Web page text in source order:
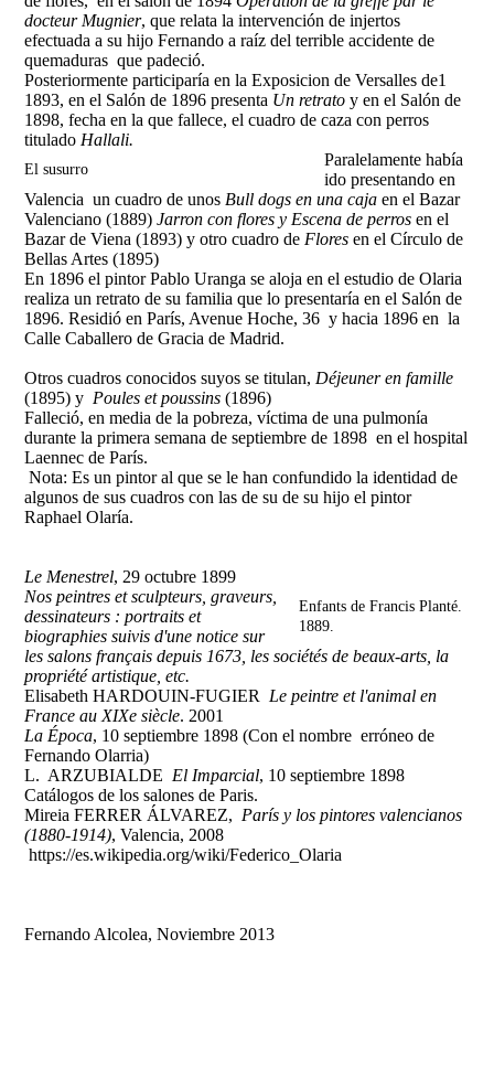
docteur Mugnier, que relata la intervención de injertos
efectuada a su hijo Fernando a raíz del terrible accidente de
quemaduras que padeció.
Posteriormente participaría en la Exposicion de Versalles de1
1893, en el Salón de 1896 presenta Un retrato y en el Salón de
1898, fecha en la que fallece, el cuadro de caza con perros
titulado Hallali.
El susurro
Paralelamente había
ido presentando en
Valencia un cuadro de unos Bull dogs en una cajaen el Bazar
Valenciano (1889)Jarron con flores y Escena de perrosen el
Bazar de Viena (1893) y otro cuadro de Flores en el Círculo de
Bellas Artes (1895)
En 1896 el pintor Pablo Uranga se aloja en el estudio de Olaria
realiza un retrato de su familia que lo presentaría en el Salón de
1896.Residió en París, Avenue Hoche, 36 y hacia 1896 en la
Calle Caballero de Gracia de Madrid.
Otros cuadros conocidos suyos se titulan, Déjeuner en famille
(1895) y Poules et poussins (1896)
Falleció, en media de la pobreza, víctima de una pulmonía
durante la primera semana de septiembre de 1898 en el hospital
Laennec de París.
Nota: Es un pintor al que se le han confundido la identidad de
algunos de sus cuadros con las de su de su hijo el pintor
Raphael Olaría.
Le Menestrel, 29 octubre 1899
Enfants de Francis Planté.
1889.
Nos peintres et sculpteurs, graveurs,
dessinateurs : portraits et
biographies suivis d'une notice sur
les salons français depuis 1673, les sociétés de beaux-arts, la
propriété artistique, etc.
Elisabeth HARDOUIN-FUGIER
Le peintre et l'animal en
France au XIXe siècle. 2001
La Época, 10 septiembre 1898 (Con el nombre erróneo de
Fernando Olarria)
L. ARZUBIALDE El Imparcial, 10 septiembre 1898
Catálogos de los salones de Paris.
Mireia FERRER ÁLVAREZ, París y los pintores valencianos
(1880-1914), Valencia, 2008
https://es.wikipedia.org/wiki/Federico_Olaria
Fernando Alcolea, Noviembre 2013